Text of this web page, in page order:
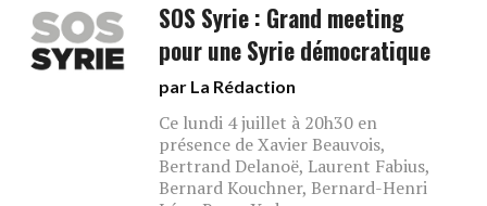
SOS Syrie : Grand meeting
pour une Syrie démocratique
par La Rédaction
Ce lundi 4 juillet à 20h30 en
présence de Xavier Beauvois,
Bertrand Delanoë, Laurent Fabius,
Bernard Kouchner, Bernard-Henri